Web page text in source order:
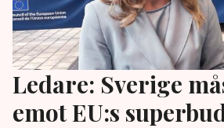
Ledare: Sverige
emot EU:s